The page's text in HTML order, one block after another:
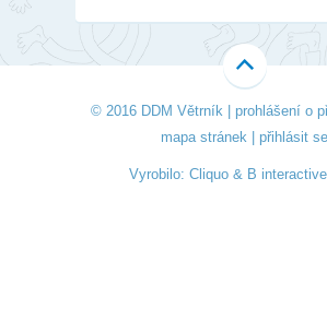
© 2016 DDM Větrník | prohlášení o
mapa stránek |přihlásit se
Vyrobilo:Cliquo & B interactive